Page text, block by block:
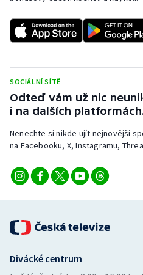
Short track
Sportovní střelba
Triatlon
Veslování
Ostatní
SOCIÁLNÍ SÍTĚ
Odteď vám už nic
i na dalších
Nenechte si nikde ujít nejnovější
na Facebooku, X, Instagramu,
Divácké centrum